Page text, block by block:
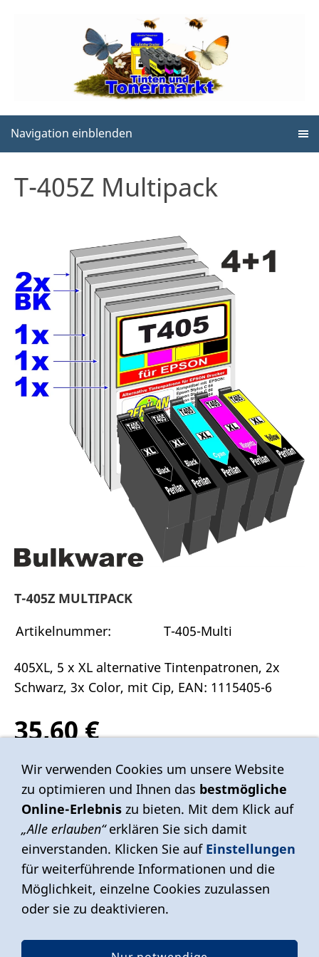
Navigation einblenden
T-405Z Multipack
T-405Z MULTIPACK
Artikelnummer:
T-405-Multi
405XL, 5 x XL alternative Tintenpatronen, 2x
Schwarz, 3x Color, mit Cip, EAN: 1115405-6
35,60 €
Inkl. 19 % USt. zzgl.Versand
Sofort ab Lager
In den Warenkorb
Für später merken
Wir verwenden Cookies um unsere Website
zu optimieren und Ihnen das bestmögliche
Online-Erlebnis zu bieten. Mit dem Klick auf
„Alle erlauben“erklären Sie sich damit
einverstanden. Klicken Sie auf Einstellungen
für weiterführende Informationen und die
Möglichkeit, einzelne Cookies zuzulassen
oder sie zu deaktivieren.